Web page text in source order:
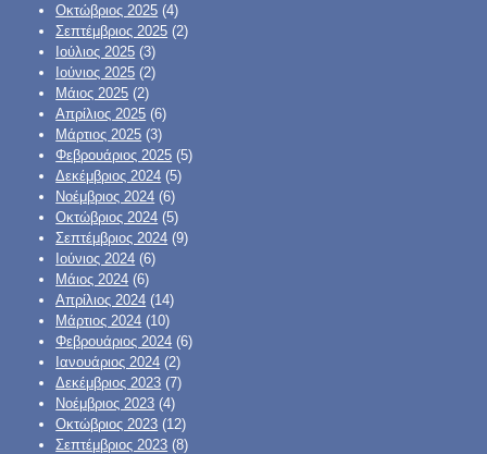
Οκτώβριος 2025 (4)
Σεπτέμβριος 2025 (2)
Ιούλιος 2025 (3)
Ιούνιος 2025 (2)
Μάιος 2025 (2)
Απρίλιος 2025 (6)
Μάρτιος 2025 (3)
Φεβρουάριος 2025 (5)
Δεκέμβριος 2024 (5)
Νοέμβριος 2024 (6)
Οκτώβριος 2024 (5)
Σεπτέμβριος 2024 (9)
Ιούνιος 2024 (6)
Μάιος 2024 (6)
Απρίλιος 2024 (14)
Μάρτιος 2024 (10)
Φεβρουάριος 2024 (6)
Ιανουάριος 2024 (2)
Δεκέμβριος 2023 (7)
Νοέμβριος 2023 (4)
Οκτώβριος 2023 (12)
Σεπτέμβριος 2023 (8)